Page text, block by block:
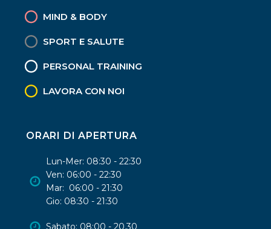
MIND & BODY
SPORT E SALUTE
PERSONAL TRAINING
LAVORA CON NOI
ORARI DI APERTURA
Lun-Mer: 08:30 - 22:30
Ven: 06:00 - 22:30
Mar: 06:00 - 21:30
Gio: 08:30 - 21:30
Sabato: 08:00 - 20.30